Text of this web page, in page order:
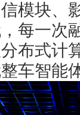
模块、
每一次
布式计
车智能